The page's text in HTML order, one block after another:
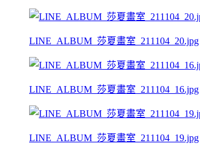
LINE_ALBUM_莎夏畫室_211104_20.jpg
LINE_ALBUM_莎夏畫室_211104_16.jpg
LINE_ALBUM_莎夏畫室_211104_19.jpg